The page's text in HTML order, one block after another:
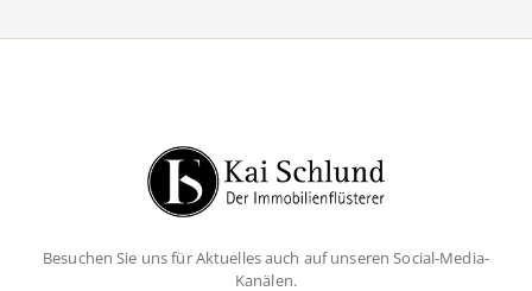
Besuchen Sie uns für Aktuelles auch auf unseren Social-Media-
Kanälen.